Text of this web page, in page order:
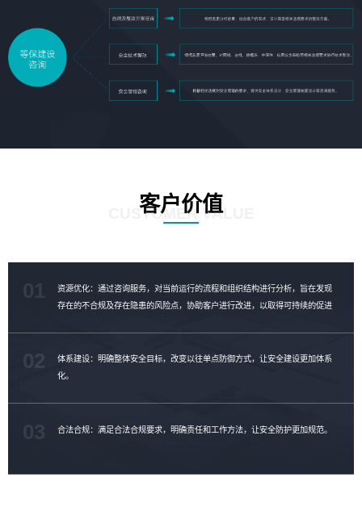
客户价值
CUSTOMER VALUE
资源优化：通过咨询服务，对当前运行的流程和组织结构进行分析，旨在发现
存在的不合规及存在隐患的风险点，协助客户进行改进，以取得可持续的促进
体系建设：明确整体安全目标，改变以往单点防御方式，让安全建设更加体系
化。
02
合法合规：满足合法合规要求，明确责任和工作方法，让安全防护更加规范。
03